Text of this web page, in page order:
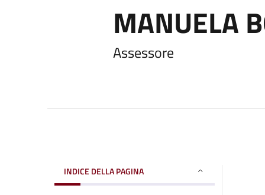
MANUELA
Assessore
INDICE DELLA PAGINA